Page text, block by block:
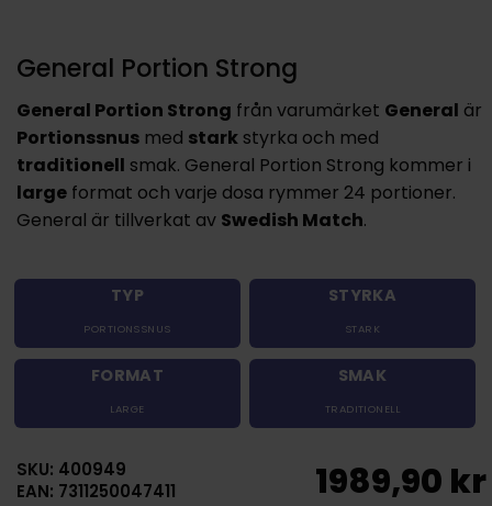
General Portion Strong
General Portion Strong från varumärket General är
Portionssnus med stark styrka och med
traditionell smak. General Portion Strong kommer i
large format och varje dosa rymmer 24 portioner.
General är tillverkat av Swedish Match.
TYP
PORTIONSSNUS
STYRKA
STARK
FORMAT
LARGE
SMAK
TRADITIONELL
SKU: 400949
EAN: 7311250047411
1989,90 kr